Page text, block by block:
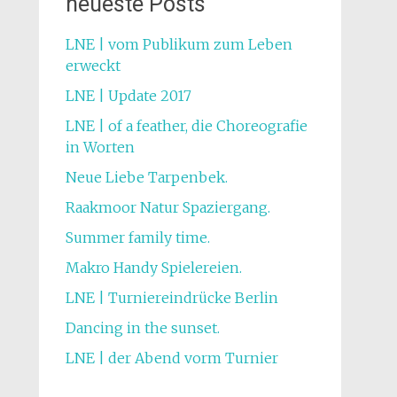
LNE | vom Publikum zum Leben
erweckt
LNE | Update 2017
LNE | of a feather, die Choreografie
in Worten
Neue Liebe Tarpenbek.
Raakmoor Natur Spaziergang.
Summer family time.
Makro Handy Spielereien.
LNE | Turniereindrücke Berlin
Dancing in the sunset.
LNE | der Abend vorm Turnier